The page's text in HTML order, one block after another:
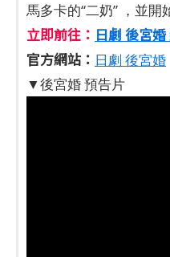
馬多卡的“二奶” ，並開
立即前往： 日劇 後宮
官方網站： 日劇 後宮婚
▼後宮婚 預告片